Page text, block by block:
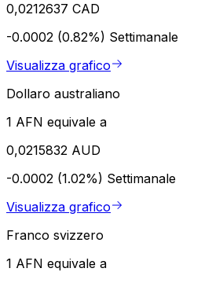
0,0212637 CAD
-0.0002 (0.82%) Settimanale
Visualizza grafico
Dollaro australiano
1 AFN equivale a
0,0215832 AUD
-0.0002 (1.02%) Settimanale
Visualizza grafico
Franco svizzero
1 AFN equivale a